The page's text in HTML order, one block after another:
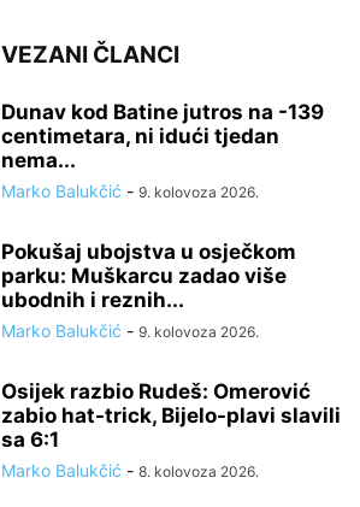
VEZANI ČLANCI
Dunav kod Batine jutros na -139
centimetara, ni idući tjedan
nema...
Marko Balukčić - 9. kolovoza 2026.
Pokušaj ubojstva u osječkom
parku: Muškarcu zadao više
ubodnih i reznih...
Marko Balukčić - 9. kolovoza 2026.
Osijek razbio Rudeš: Omerović
zabio hat-trick, Bijelo-plavi slavili
sa 6:1
Marko Balukčić - 8. kolovoza 2026.